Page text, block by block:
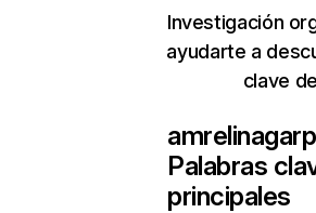
Investigación
ayudarte a
clave
Palabras
principales